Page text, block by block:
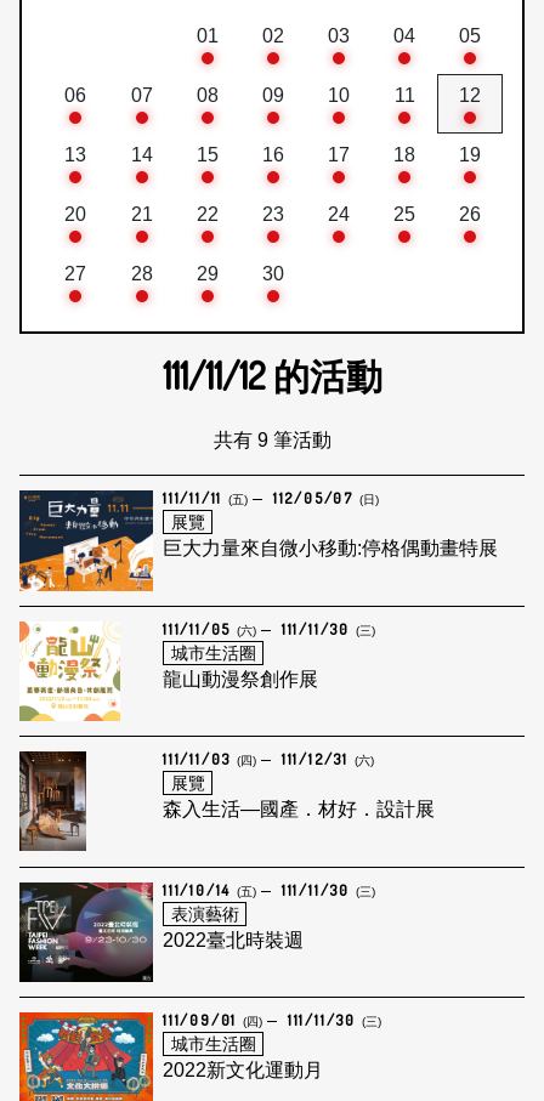
01 02 03 04 05
06 07 08 09 10 11 12
13 14 15 16 17 18 19
20 21 22 23 24 25 26
27 28 29 30
111/11/12 的活動
共有 9 筆活動
111/11/11 (五) 112/05/07 (日)
展覽
巨大力量來自微小移動:停格偶動畫特展
111/11/05 (六) 111/11/30 (三)
城市生活圈
龍山動漫祭創作展
111/11/03 (四) 111/12/31 (六)
展覽
森入生活—國產．材好．設計展
111/10/14 (五) 111/11/30 (三)
表演藝術
2022臺北時裝週
111/09/01 (四) 111/11/30 (三)
城市生活圈
2022新文化運動月